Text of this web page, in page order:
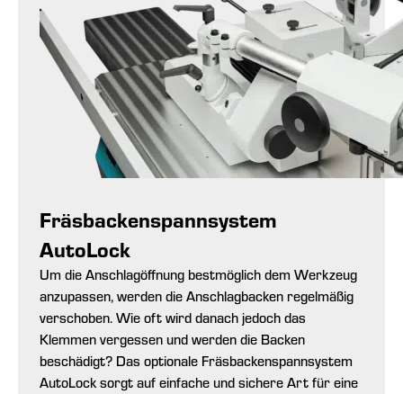
Fräsbackenspannsystem
AutoLock
Um die Anschlagöffnung bestmöglich dem Werkzeug
anzupassen, werden die Anschlagbacken regelmäßig
verschoben. Wie oft wird danach jedoch das
Klemmen vergessen und werden die Backen
beschädigt? Das optionale Fräsbackenspannsystem
AutoLock sorgt auf einfache und sichere Art für eine